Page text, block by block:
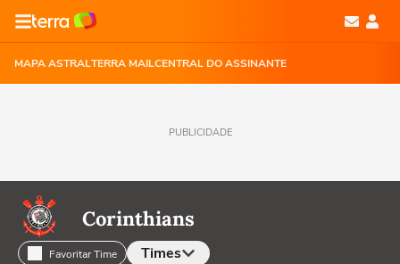
MAPA ASTRALTERRA MAILCENTRAL DO ASSINANTE
PUBLICIDADE
Corinthians
Favoritar Time Times